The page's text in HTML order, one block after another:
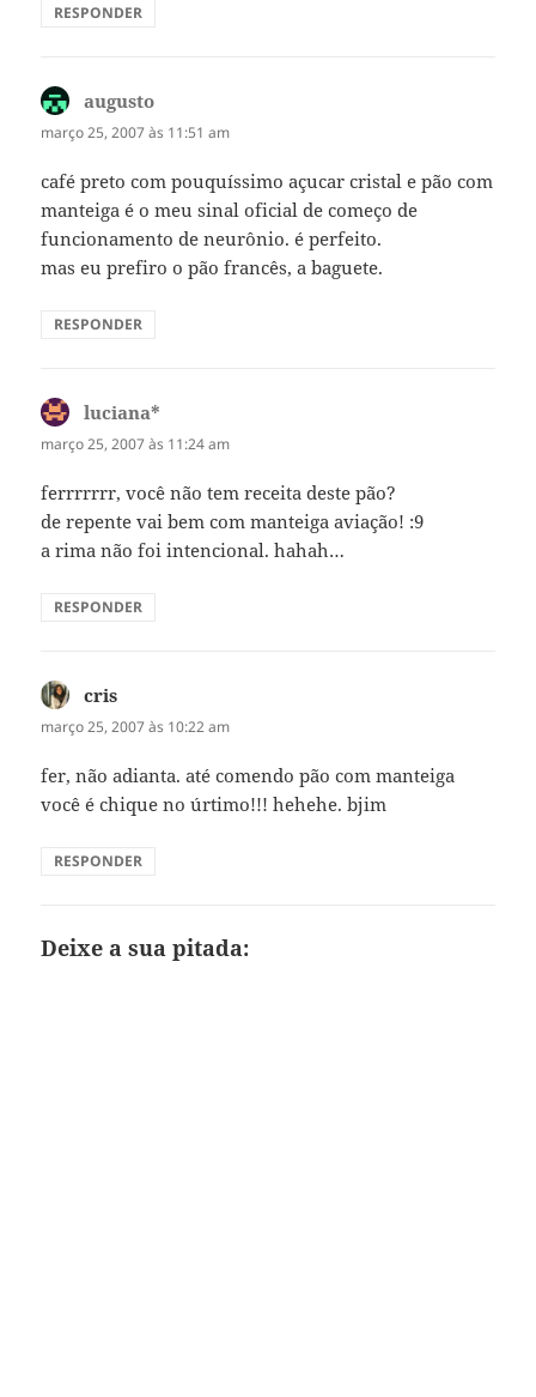
RESPONDER
augusto
março 25, 2007 às 11:51 am
café preto com pouquíssimo açucar cristal e pão com
manteiga é o meu sinal oficial de começo de
funcionamento de neurônio. é perfeito.
mas eu prefiro o pão francês, a baguete.
RESPONDER
luciana*
março 25, 2007 às 11:24 am
ferrrrrrr, você não tem receita deste pão?
de repente vai bem com manteiga aviação! :9
a rima não foi intencional. hahah…
RESPONDER
cris
março 25, 2007 às 10:22 am
fer, não adianta. até comendo pão com manteiga
você é chique no úrtimo!!! hehehe. bjim
RESPONDER
Deixe a sua pitada: